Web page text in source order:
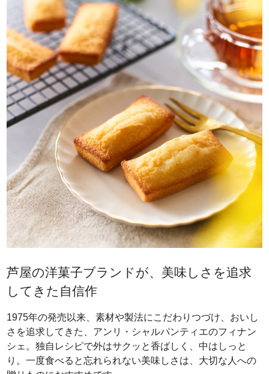
芦屋の洋菓子ブランドが、美味しさを追求
してきた自信作
1975年の発売以来、素材や製法にこだわりつづけ、おいし
さを追求してきた、アンリ・シャルパンティエのフィナン
シェ。独自レシピで外はサクッと香ばしく、中はしっと
り。一度食べると忘れられない美味しさは、大切な人への